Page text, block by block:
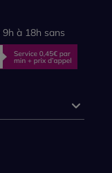
à 18h sans